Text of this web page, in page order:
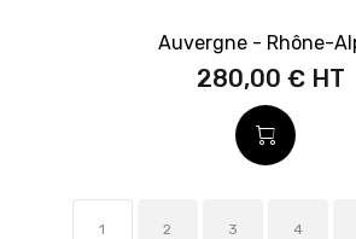
Auvergne - Rhône-
280,00 €
1 2 3 4